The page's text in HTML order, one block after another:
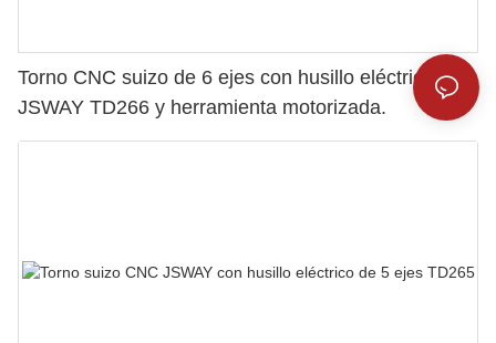
Torno CNC suizo de 6 ejes con husillo eléctrico
JSWAY TD266 y herramienta motorizada.